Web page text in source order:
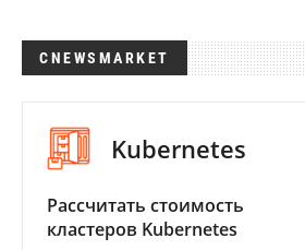
CNEWSMARKET
Kubernetes
Рассчитать стоимость
кластеров Kubernetes